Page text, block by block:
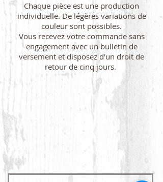
Chaque pièce est une production
individuelle. De légères variations de
couleur sont possibles.
Vous recevez votre commande sans
engagement avec un bulletin de
versement et disposez d'un droit de
retour de cinq jours.